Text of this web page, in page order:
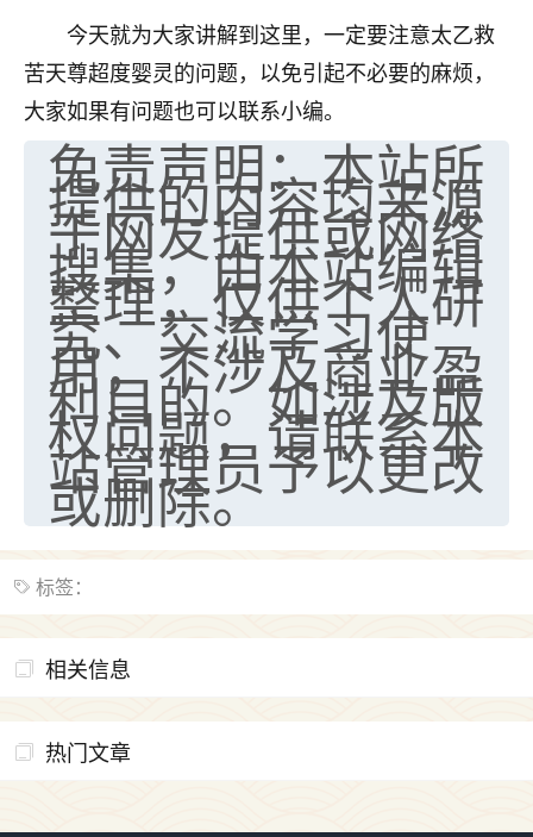
今天就为大家讲解到这里，一定要注意太乙救
苦天尊超度婴灵的问题，以免引起不必要的麻烦，
大家如果有问题也可以联系小编。
免责声明：本站所
提供的内容均来源
于网友提供或网络
搜集，由本站编辑
整理，仅供个人研
究、交流学习使
用，不涉及商业盈
利目的。如涉及版
权问题，请联系本
站管理员予以更改
或删除。
标签：
相关信息
热门文章
优秀的张同学
老师收徒吗？？我对这些很感兴趣
2天前 来自山西 15